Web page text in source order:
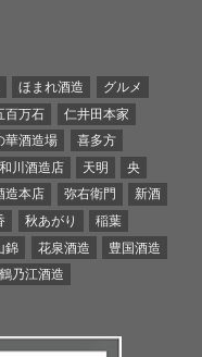
ほまれ酒造
グルメ
百万石
仁井田本家
華酒造場
喜多方
川酒造店 天明
央
造本店 弥右衛門
新酒
秋あがり
稲葉
錦 花泉酒造
豊国酒造
鶴乃江酒造